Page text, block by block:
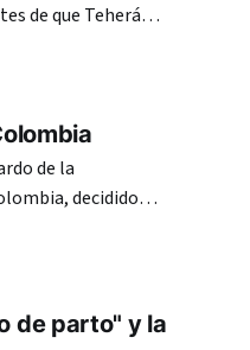
de que Teherán
entre ellas el fin
de la
decidido
a guerrilleros y
de parto" y la